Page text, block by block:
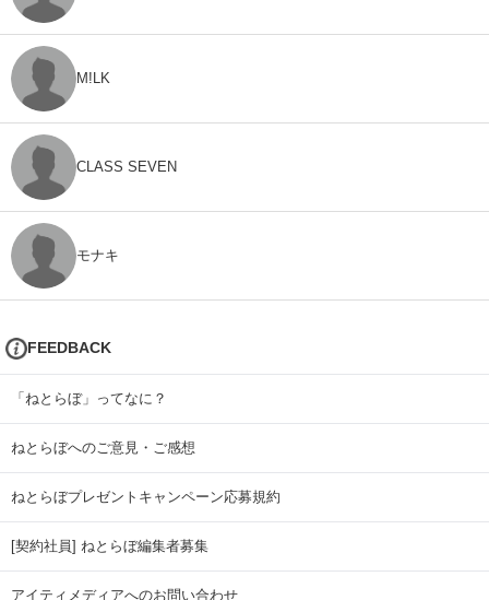
M!LK
CLASS SEVEN
モナキ
FEEDBACK
「ねとらぼ」ってなに？
ねとらぼへのご意見・ご感想
ねとらぼプレゼントキャンペーン応募規約
[契約社員] ねとらぼ編集者募集
アイティメディアへのお問い合わせ